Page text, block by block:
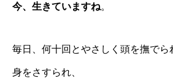
今、生きていますね。
毎日、何十回とやさしく頭を撫でら
身をさすられ、